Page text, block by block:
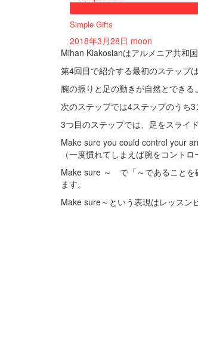
Simple Gifts
2018年3月28日 moon
Mihan Kiakosianはアルメニア共和
第4回目で紹介する最初のステップ
腕の振りと足の動きが自然とできる
次のステップでは4ステップのうち
3つ目のステップでは、足をスライ
Make sure you could control your
（一度慣れてしまえば腕をコント
Make sure ～ で「～であることを
ます。
Make sure～という表現はレッスン